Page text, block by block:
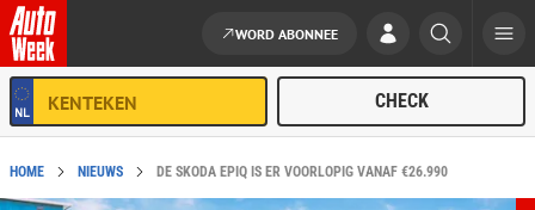
Ga naar de inhoud
WORD ABONNEE
HOME NIEUWS DE SKODA EPIQ IS ER VOORLOPIG VANAF €26.990